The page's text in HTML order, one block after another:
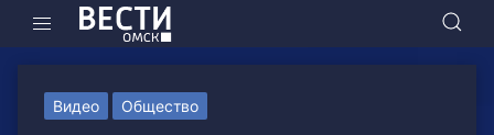
Видео Общество